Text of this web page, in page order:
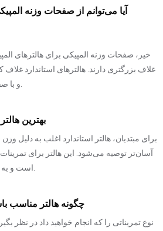
خیر، صفحات وزنه المپیکی برای هالترهای
۳. بهترین
آسان‌تر توصیه می‌شود. این هالتر برای
۴. چگونه هالتر مناسب
نوع تمریناتی را که انجام خواهید داد در نظر